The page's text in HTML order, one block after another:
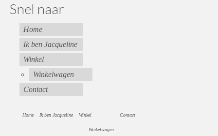
Snel naar
Home
Ik ben Jacqueline
Winkel
Winkelwagen
Contact
Home Ik ben Jacqueline Winkel
Winkelwagen
Contact